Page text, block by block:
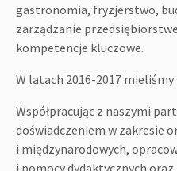
gastronomia, fryzjerstwo,
zarządzanie
kompetencje kluczowe.
W latach 2016-2017 mieliśmy
Współpracując z naszymi
doświadczeniem w zakresie
i międzynarodowych,